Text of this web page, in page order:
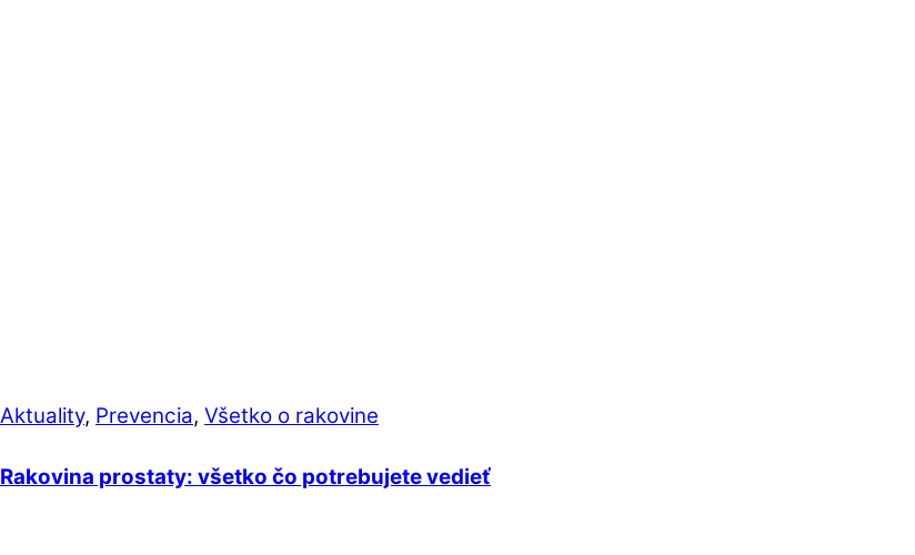
Aktuality, Prevencia, Všetko o rakovine
Rakovina prostaty: všetko čo potrebujete vedieť